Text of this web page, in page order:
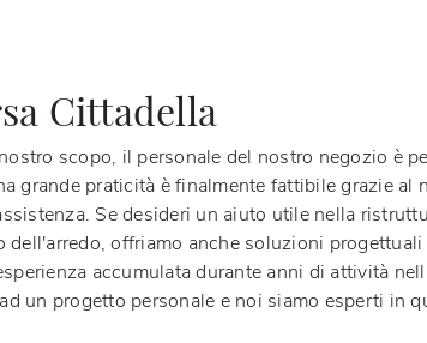
Cittadella
scopo, il personale del nostro negozio è
grande praticità è finalmente fattibile grazie
Se desideri un aiuto utile nella
dell'arredo, offriamo anche soluzioni
accumulata durante anni di attività
un progetto personale e noi siamo esperti